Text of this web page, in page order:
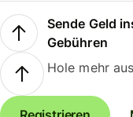
Sende Geld
Gebühren
Hole mehr